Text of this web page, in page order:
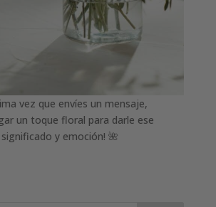
vez que envíes un mensaje,
un toque floral para darle ese
y emoción! 🌺